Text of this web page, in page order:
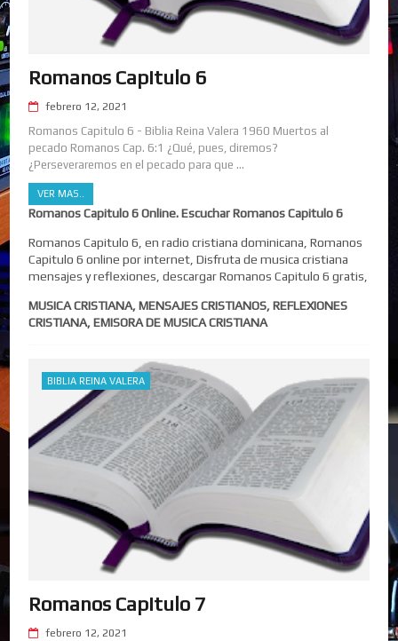
Romanos Capitulo 6
febrero 12, 2021
Romanos Capitulo 6 - Biblia Reina Valera 1960 Muertos al
pecado Romanos Cap. 6:1 ¿Qué, pues, diremos?
¿Perseveraremos en el pecado para que ...
VER MAS..
Romanos Capitulo 6 Online. Escuchar Romanos Capitulo 6
Romanos Capitulo 6, en radio cristiana dominicana, Romanos
Capitulo 6 online por internet, Disfruta de musica cristiana
mensajes y reflexiones, descargar Romanos Capitulo 6 gratis,
MUSICA CRISTIANA, MENSAJES CRISTIANOS, REFLEXIONES
CRISTIANA, EMISORA DE MUSICA CRISTIANA
BIBLIA REINA VALERA
Romanos Capitulo 7
febrero 12, 2021